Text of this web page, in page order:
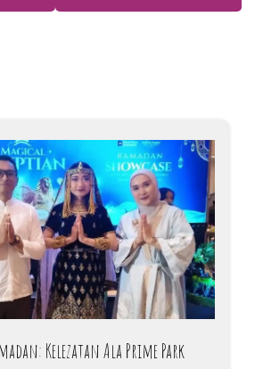
Kelezatan Ala Prime Park